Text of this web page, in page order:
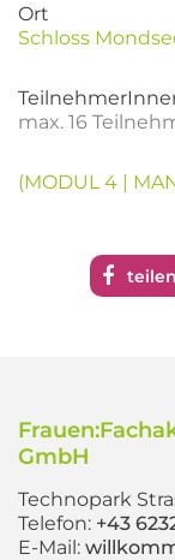
Ort
Schloss
max. 16
(MODUL 4 |
teilen
GmbH
Technopark
Telefon: +43
E-Mail: